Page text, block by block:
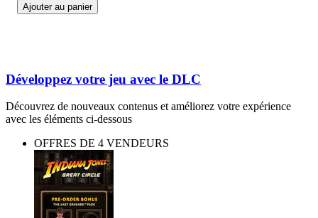
Ajouter au panier
Développez votre jeu avec le DLC
Découvrez de nouveaux contenus et améliorez votre expérience
avec les éléments ci-dessous
OFFRES DE 4 VENDEURS